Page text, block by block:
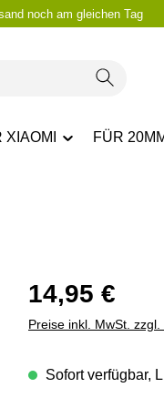
noch am gleichen Tag
XIAOMI FÜR
Regulärer Preis:
14,95 €
Preise inkl. MwSt.
Sofort verfügbar,